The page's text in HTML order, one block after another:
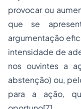
provocar ou
que se
argumentação
intensidade de
nos ouvintes a
abstenção) ou,
para a ação,